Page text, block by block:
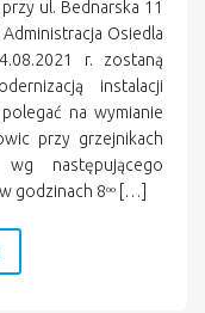
ul. Bednarska 11
Osiedla
r. zostaną
instalacji
na wymianie
przy grzejnikach
następującego
godzinach 8ᵒᵒ […]